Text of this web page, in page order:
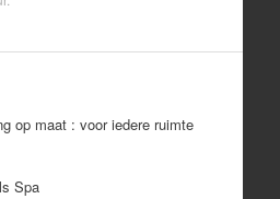
op maat : voor iedere ruimte
Spa